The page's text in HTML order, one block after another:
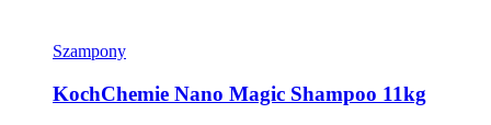
Szampony
KochChemie Nano Magic Shampoo 11kg